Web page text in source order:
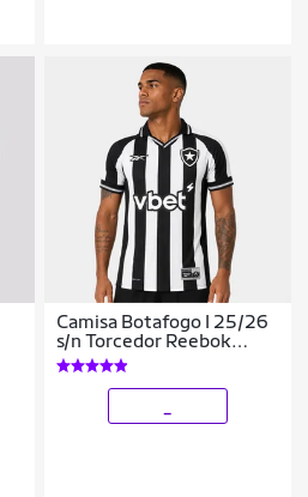
Camisa Botafogo I 25/26
s/n Torcedor Reebok
Masculina